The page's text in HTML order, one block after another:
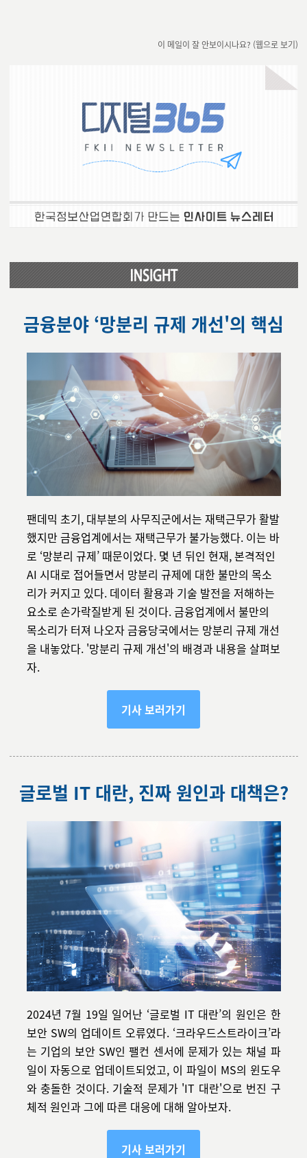
이 메일이 잘 안보이시나요? (웹으로 보기)
금융분야 ‘망분리 규제 개선'의 핵심
팬데믹 초기, 대부분의 사무직군에서는 재택근무가 활발
했지만 금융업계에서는 재택근무가 불가능했다. 이는 바
로 ‘망분리 규제’ 때문이었다. 몇 년 뒤인 현재, 본격적인
AI 시대로 접어들면서 망분리 규제에 대한 불만의 목소
리가 커지고 있다. 데이터 활용과 기술 발전을 저해하는
요소로 손가락질받게 된 것이다. 금융업계에서 불만의
목소리가 터져 나오자 금융당국에서는 망분리 규제 개선
을 내놓았다. '망분리 규제 개선'의 배경과 내용을 살펴보
자.
기사 보러가기
글로벌 IT 대란, 진짜 원인과 대책은?
2024년 7월 19일 일어난 ‘글로벌 IT 대란’의 원인은 한
보안 SW의 업데이트 오류였다. ‘크라우드스트라이크’라
는 기업의 보안 SW인 팰컨 센서에 문제가 있는 채널 파
일이 자동으로 업데이트되었고, 이 파일이 MS의 윈도우
와 충돌한 것이다. 기술적 문제가 'IT 대란'으로 번진 구
체적 원인과 그에 따른 대응에 대해 알아보자.
기사 보러가기